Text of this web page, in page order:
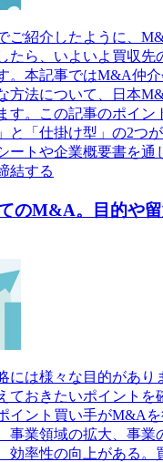
ご紹介したように、
たら、いよいよ買収先
。本記事ではM&A仲
方法について、日本
す。この記事のポイン
と「仕掛け型」の2つ
ートや企業概要書を通
結する
のM&A。目的や
には様々な目的があり
ておきたいポイントを
イント買い手がM&A
事業領域の拡大、事業
効率性の向上がある。